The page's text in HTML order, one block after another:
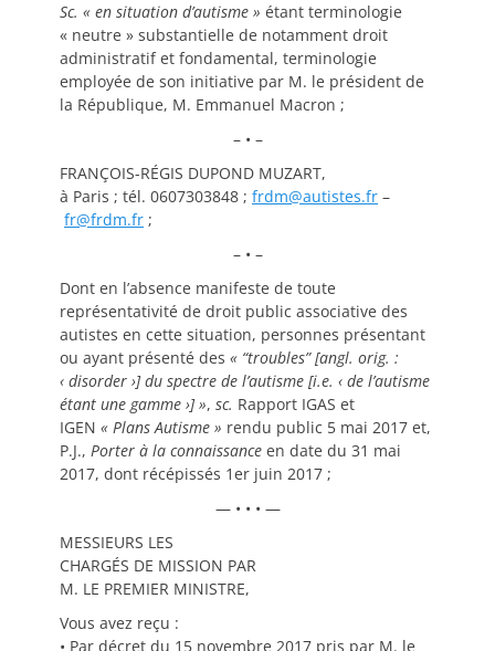
Sc. « en situation d’autisme » étant terminologie
« neutre » substantielle de notamment droit
administratif et fondamental, terminologie
employée de son initiative par M. le président de
la République, M. Emmanuel Macron ;
– • –
FRANÇOIS-RÉGIS DUPOND MUZART,
à Paris ; tél. 0607303848 ; frdm@autistes.fr –
fr@frdm.fr ;
– • –
Dont en l’absence manifeste de toute
représentativité de droit public associative des
autistes en cette situation, personnes présentant
ou ayant présenté des « “troubles” [angl. orig. :
‹ disorder ›] du spectre de l’autisme [i.e. ‹ de l’autisme
étant une gamme ›] », sc. Rapport IGAS et
IGEN « Plans Autisme » rendu public 5 mai 2017 et,
P.J., Porter à la connaissance en date du 31 mai
2017, dont récépissés 1er juin 2017 ;
— • • • —
MESSIEURS LES
CHARGÉS DE MISSION PAR
M. LE PREMIER MINISTRE,
Vous avez reçu :
• Par décret du 15 novembre 2017 pris par M. le